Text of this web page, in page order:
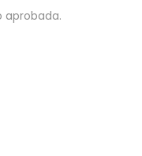
aprobada.